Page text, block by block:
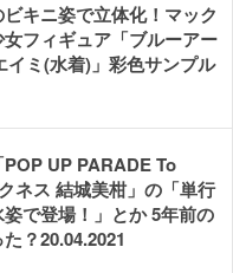
キニ姿で立体化！マック
フィギュア「ブルーアー
ミ(水着)」彩色サンプル
UP PARADE To
ネス 結城美柑」の「単行
で登場！」とか 5年前の
？20.04.2021